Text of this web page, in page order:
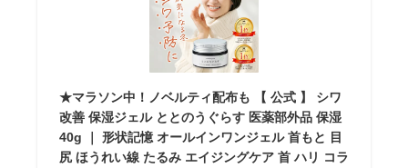
★マラソン中！ノベルティ配布も 【 公式 】 シワ
改善 保湿ジェル ととのうぐらす 医薬部外品 保湿
40g ｜ 形状記憶 オールインワンジェル 首もと 目
尻 ほうれい線 たるみ エイジングケア 首 ハリ コラ